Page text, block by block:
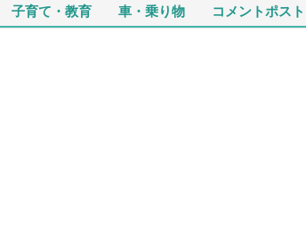
子育て・教育 車・乗り物 コメントポスト